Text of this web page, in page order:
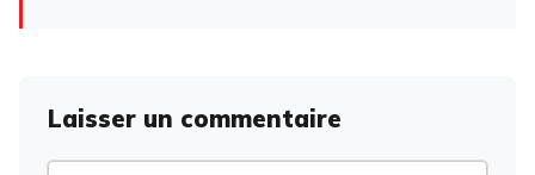
Laisser un commentaire